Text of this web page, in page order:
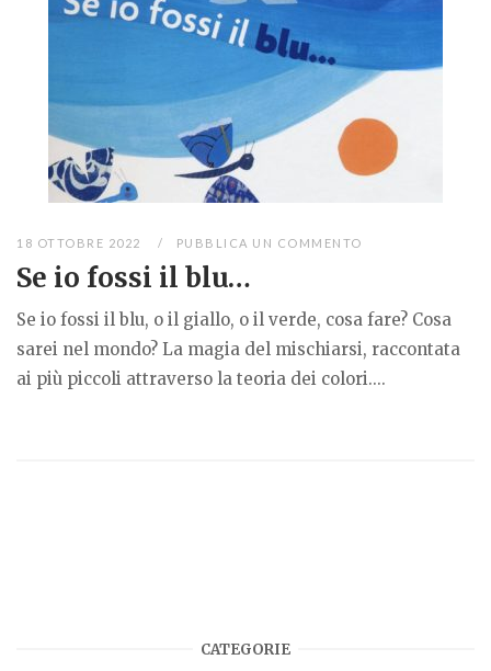
18 OTTOBRE 2022 PUBBLICA UN COMMENTO
Se io fossi il blu…
Se io fossi il blu, o il giallo, o il verde, cosa fare? Cosa
sarei nel mondo? La magia del mischiarsi, raccontata
ai più piccoli attraverso la teoria dei colori....
CATEGORIE